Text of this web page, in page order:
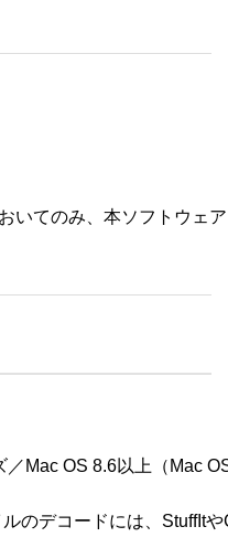
いてのみ、本ソフトウェ
／Mac OS 8.6以上（Mac
のデコードには、StuffIt